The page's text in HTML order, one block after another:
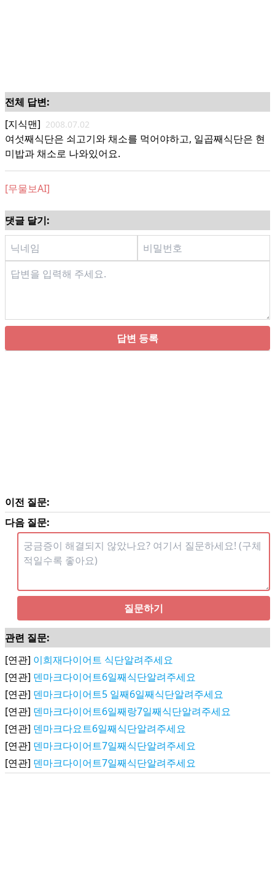
전체 답변:
[지식맨] 2008.07.02
여섯째식단은 쇠고기와 채소를 먹어야하고, 일곱째식단은 현
미밥과 채소로 나와있어요.
[무물보AI]
댓글 달기:
답변 등록
이전 질문:
다음 질문:
질문하기
관련 질문:
[연관] 이희재다이어트 식단알려주세요
[연관] 덴마크다이어트6일째식단알려주세요
[연관] 덴마크다이어트5 일째6일째식단알려주세요
[연관] 덴마크다이어트6일째랑7일째식단알려주세요
[연관] 덴마크다요트6일째식단알려주세요
[연관] 덴마크다이어트7일째식단알려주세요
[연관] 덴마크다이어트7일째식단알려주세요